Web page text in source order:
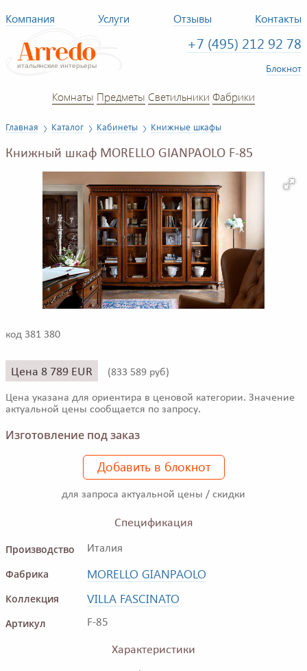
Компания Услуги Отзывы Контакты
+7 (495) 212 92 78
Блокнот
Комнаты Предметы Светильники Фабрики
Главная Каталог Кабинеты Книжные шкафы
Книжный шкаф MORELLO GIANPAOLO F-85
код 381 380
Цена 8 789 EUR (833 589 руб)
Цена указана для ориентира в ценовой категории. Значение
актуальной цены сообщается по запросу.
Изготовление под заказ
Добавить в блокнот
для запроса актуальной цены / скидки
Спецификация
Производство
Италия
Фабрика MORELLO GIANPAOLO
Коллекция VILLA FASCINATO
Артикул F-85
Характеристики